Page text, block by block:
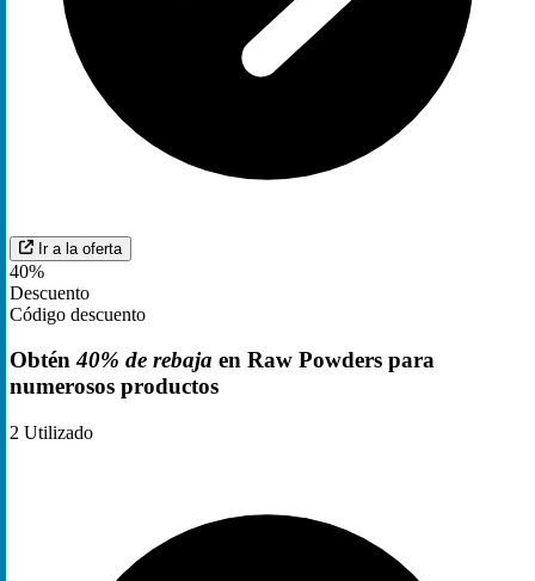
Ir a la oferta
40%
Descuento
Código descuento
Obtén40% de rebaja en Raw Powders para
numerosos productos
2 Utilizado